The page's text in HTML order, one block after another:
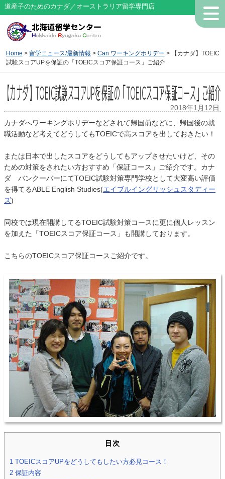
道産子のためのカナダ／オーストラリア留学専門店
Home > 留学ニュース/最新情報 > Can ワーキングホリデー > 【カナダ】TOEIC
試験スコアUPを保証の「TOEICスコア保証コース」ご紹介
【カナダ】TOEIC試験スコアUPを保証の「TOEICスコア保証コース」ご紹介
2018年1月12日
カナダへワーキングホリデーなどされて帰国前などに、帰国後の就
職活動など考えてどうしてもTOEICで高スコアを出しておきたい！
または日本で出したスコアをどうしてもアップさせたいけど、その
ための対策をされたい方おすすめ「保証コース」ご紹介です。カナ
ダ バンクーバーにてTOEIC試験対策専門学校として大変高い評価
を得てるABLE English Studies(エイブルイングリッシュスタディー
ズ)
同校では現在開講してるTOEIC試験対策コースに更に個人レッスン
を加えた「TOEICスコア保証コース」も開講しております。
こちらのTOEICスコア保証コースご紹介です。
目次
1 TOEICスコアUPをどうしてもしたい方必見コース！
2 保証内容